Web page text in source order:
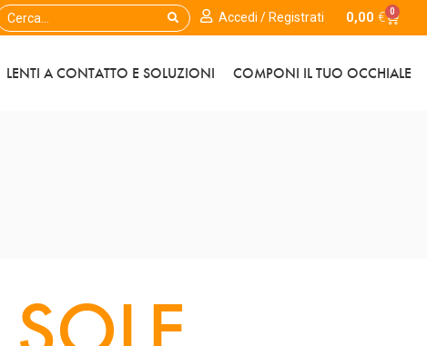
Accedi / Registrati 0,00 € 0
LENTI A CONTATTO E SOLUZIONI COMPONI IL TUO OCCHIALE